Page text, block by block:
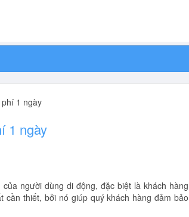
1 ngày
1 ngày
người dùng di động, đặc biệt là khách hàng
cần thiết, bởi nó giúp quý khách hàng đảm bảo